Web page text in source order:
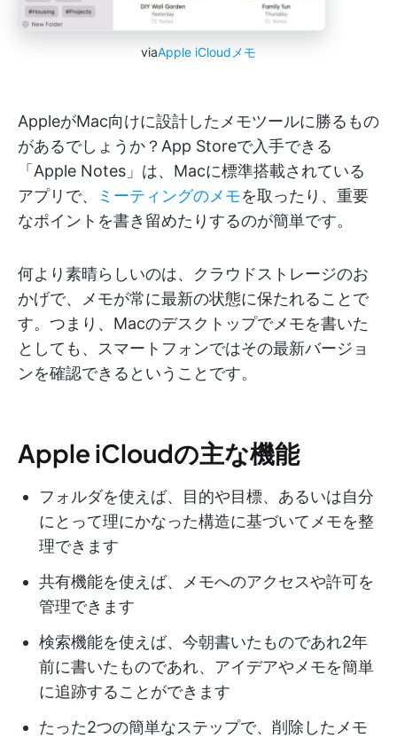
viaApple iCloudメモ
AppleがMac向けに設計したメモツールに勝るもの
があるでしょうか？App Storeで入手できる
「Apple Notes」は、Macに標準搭載されている
アプリで、
ミーティングのメモを取ったり、重要
なポイントを書き留めたりするのが簡単です。
何より素晴らしいのは、クラウドストレージのお
かげで、メモが常に最新の状態に保たれることで
す。つまり、Macのデスクトップでメモを書いた
としても、スマートフォンではその最新バージョ
ンを確認できるということです。
Apple iCloudの主な機能
フォルダを使えば、目的や目標、あるいは自分
にとって理にかなった構造に基づいてメモを整
理できます
共有機能を使えば、メモへのアクセスや許可を
管理できます
検索機能を使えば、今朝書いたものであれ2年
前に書いたものであれ、アイデアやメモを簡単
に追跡することができます
たった2つの簡単なステップで、削除したメモ